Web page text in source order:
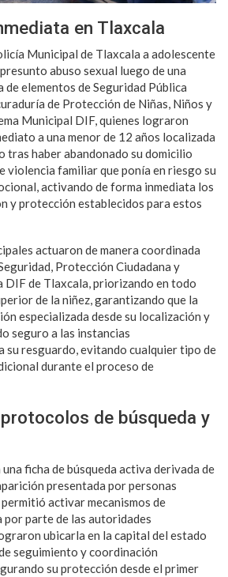
en Tlaxcala
Municipal de Tlaxcala a adolescente
abuso sexual luego de una
elementos de Seguridad Pública
de Protección de Niñas, Niños y
Municipal DIF, quienes lograron
a una menor de 12 años localizada
tras haber abandonado su domicilio
violencia familiar que ponía en riesgo su
activando de forma inmediata los
y protección establecidos para estos
actuaron de manera coordinada
Protección Ciudadana y
DIF de Tlaxcala, priorizando en todo
de la niñez, garantizando que la
especializada desde su localización y
seguro a las instancias
su resguardo, evitando cualquier tipo de
durante el proceso de
de búsqueda y
ficha de búsqueda activa derivada de
presentada por personas
activar mecanismos de
parte de las autoridades
ubicarla en la capital del estado
seguimiento y coordinación
su protección desde el primer